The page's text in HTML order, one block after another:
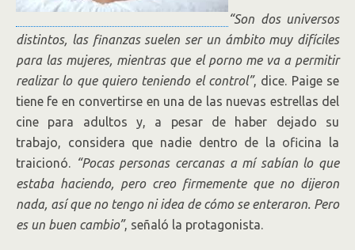
“Son dos universos
distintos, las finanzas suelen ser un ámbito muy difíciles
para las mujeres, mientras que el porno me va a permitir
realizar lo que quiero teniendo el control”, dice. Paige se
tiene fe en convertirse en una de las nuevas estrellas del
cine para adultos y, a pesar de haber dejado su
trabajo, considera que nadie dentro de la oficina la
traicionó. “Pocas personas cercanas a mí sabían lo que
estaba haciendo, pero creo firmemente que no dijeron
nada, así que no tengo ni idea de cómo se enteraron. Pero
es un buen cambio”, señaló la protagonista.